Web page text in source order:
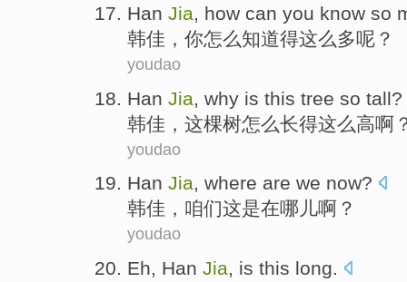
Han Jia, how can you know so
韩佳 ， 你怎么知道得这么多呢？
youdao
Han Jia why is this tree so tall?
韩佳 ， 这棵树怎么长得这么高啊
youdao
Han Jia, where are we now?
韩佳 ， 咱们这是在哪儿啊？
youdao
Eh, Han Jia, is this long.